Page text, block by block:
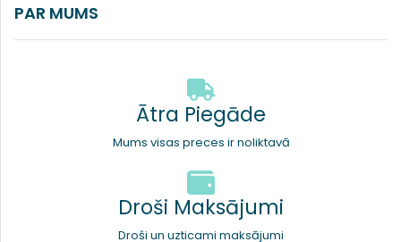
PAR MUMS
Ātra Piegāde
Mums visas preces ir noliktavā
Droši Maksājumi
Droši un uzticami maksājumi